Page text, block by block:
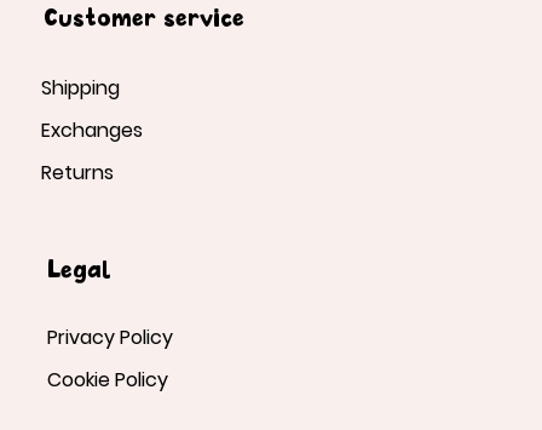
Customer service
Shipping
Exchanges
Returns
Legal
Privacy Policy
Cookie Policy